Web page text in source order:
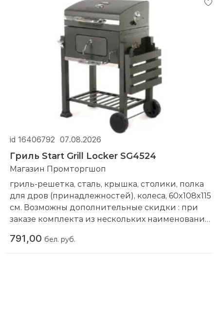
id 16406792 07.08.2026
Гриль Start Grill Locker SG4524
Магазин Промторгшоп
гриль-решетка, сталь, крышка, столики, полка
для дров (принадлежностей), колеса, 60x108x115
см. Возможны дополнительные скидки : при
заказе комплекта из нескольких наименований,
Компания производитель:
791,00 бел. руб.